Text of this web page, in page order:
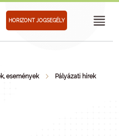
HORIZONT JOGSEGÉLY
események
Pályázati hírek